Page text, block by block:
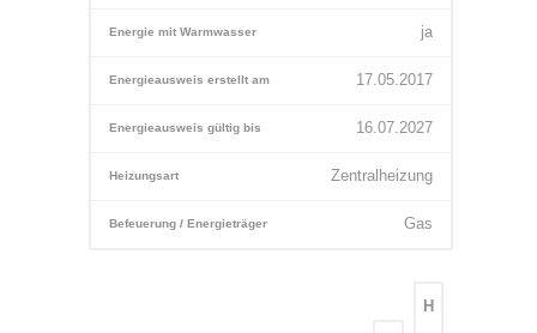
H
Energie mit Warmwasser ja
Energieausweis erstellt am 17.05.2017
Energieausweis gültig bis 16.07.2027
Heizungsart Zentralheizung
Befeuerung / Energieträger Gas